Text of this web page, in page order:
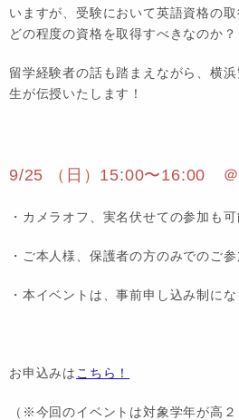
いますが、受験において英語資格の
どの程度の資格を取得すべきなのか？
留学経験者の話も踏まえながら、横
生が伝授いたします！
9/25 （日）15:00〜16:00
・カメラオフ、実名伏せての参加も可
・ご本人様、保護者の方のみでのご
・本イベントは、事前申し込み制に
お申込みは こちら！
（※今回のイベントは対象学年が高２